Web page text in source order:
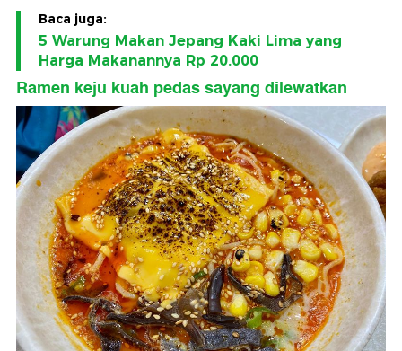
Baca juga:
5 Warung Makan Jepang Kaki Lima yang
Harga Makanannya Rp 20.000
Ramen keju kuah pedas sayang dilewatkan